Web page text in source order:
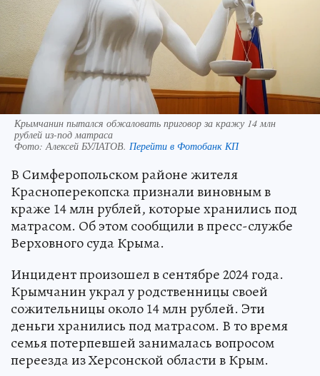
Крымчанин пытался обжаловать приговор за кражу 14 млн
рублей из-под матраса
Фото:Алексей БУЛАТОВ. Перейти в Фотобанк КП
В Симферопольском районе жителя
Красноперекопска признали виновным в
краже 14 млн рублей, которые хранились под
матрасом. Об этом сообщили в пресс-службе
Верховного суда Крыма.
Инцидент произошел в сентябре 2024 года.
Крымчанин украл у родственницы своей
сожительницы около 14 млн рублей. Эти
деньги хранились под матрасом. В то время
семья потерпевшей занималась вопросом
переезда из Херсонской области в Крым.